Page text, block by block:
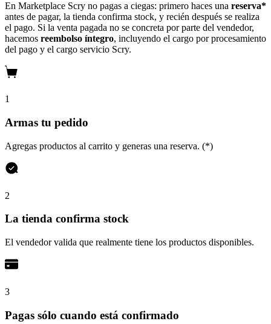
En Marketplace Scry no pagas a ciegas: primero haces una reserva*
antes de pagar, la tienda confirma stock, y recién después se realiza
el pago. Si la venta pagada no se concreta por parte del vendedor,
hacemos reembolso íntegro, incluyendo el cargo por procesamiento
del pago y el cargo servicio Scry.
1
Armas tu pedido
Agregas productos al carrito y generas una reserva. (*)
2
La tienda confirma stock
El vendedor valida que realmente tiene los productos disponibles.
3
Pagas sólo cuando está confirmado